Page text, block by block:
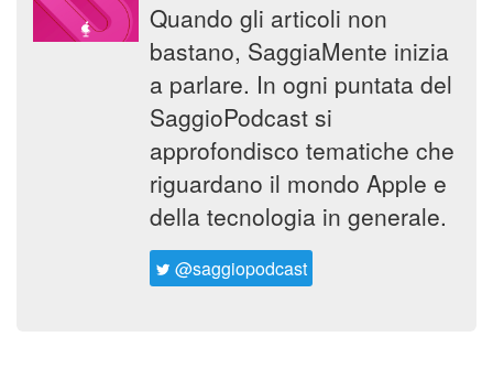
Quando gli articoli non
bastano, SaggiaMente inizia
a parlare. In ogni puntata del
SaggioPodcast si
approfondisco tematiche che
riguardano il mondo Apple e
della tecnologia in generale.
@saggiopodcast